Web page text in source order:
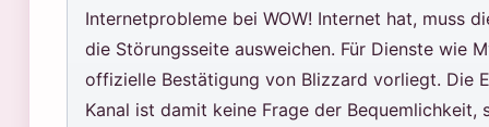
Internetprobleme bei WOW! Internet hat, muss
die Störungsseite ausweichen. Für Dienste wie
offizielle Bestätigung von Blizzard vorliegt. Die
Kanal ist damit keine Frage der